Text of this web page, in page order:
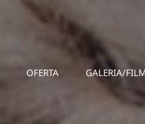
OFERTA GALERIA/